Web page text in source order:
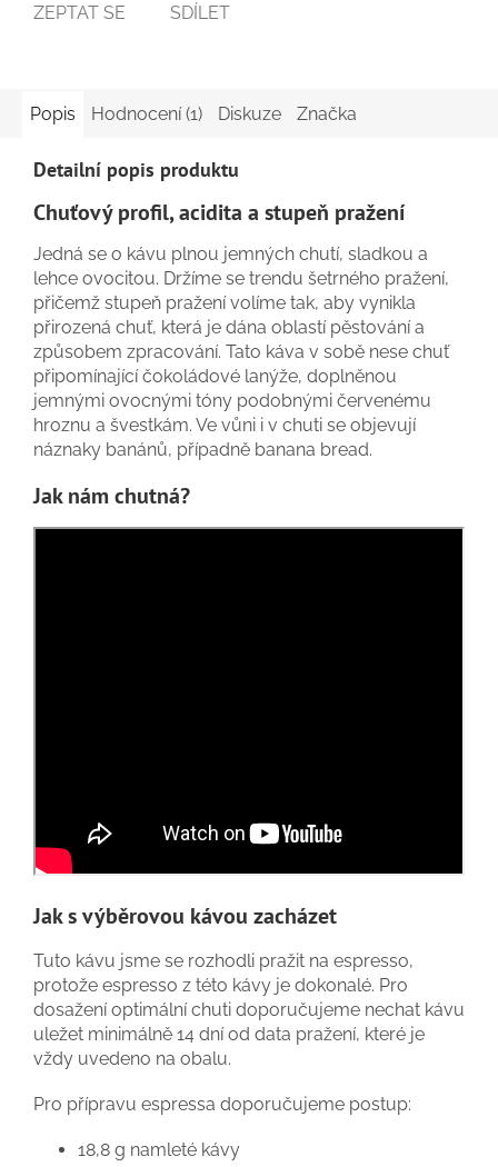
ZEPTAT SE SDÍLET
Popis Hodnocení (1) Diskuze Značka
Detailní popis produktu
Chuťový profil, acidita a stupeň pražení
Jedná se o kávu plnou jemných chutí, sladkou a
lehce ovocitou. Držíme se trendu šetrného pražení,
přičemž stupeň pražení volíme tak, aby vynikla
přirozená chuť, která je dána oblastí pěstování a
způsobem zpracování. Tato káva v sobě nese chuť
připomínající čokoládové lanýže, doplněnou
jemnými ovocnými tóny podobnými červenému
hroznu a švestkám. Ve vůni i v chuti se objevují
náznaky banánů, případně banana bread.
Jak nám chutná?
Jak s výběrovou kávou zacházet
Tuto kávu jsme se rozhodli pražit na espresso,
protože espresso z této kávy je dokonalé. Pro
dosažení optimální chuti doporučujeme nechat kávu
uležet minimálně 14 dní od data pražení, které je
vždy uvedeno na obalu.
Pro přípravu espressa doporučujeme postup:
18,8 g namleté kávy